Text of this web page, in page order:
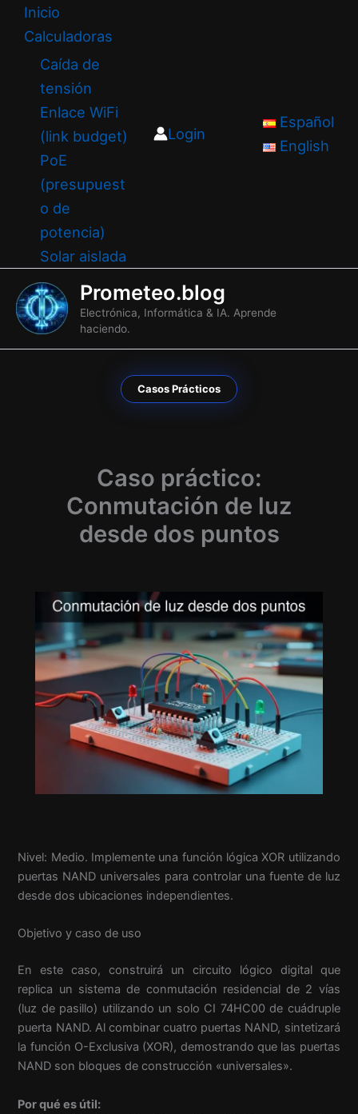
contenido
Inicio
Calculadoras
Caída de
tensión
Enlace WiFi
(link budget)
PoE
(presupuest
o de
potencia)
Solar aislada
Login
Español
English
Prometeo.blog
Electrónica, Informática & IA. Aprende
haciendo.
Casos Prácticos
Caso práctico:
Conmutación de luz
desde dos puntos
Nivel: Medio. Implemente una función lógica XOR utilizando
puertas NAND universales para controlar una fuente de luz
desde dos ubicaciones independientes.
Objetivo y caso de uso
En este caso, construirá un circuito lógico digital que
replica un sistema de conmutación residencial de 2 vías
(luz de pasillo) utilizando un solo CI 74HC00 de cuádruple
puerta NAND. Al combinar cuatro puertas NAND, sintetizará
la función O-Exclusiva (XOR), demostrando que las puertas
NAND son bloques de construcción «universales».
Por qué es útil: